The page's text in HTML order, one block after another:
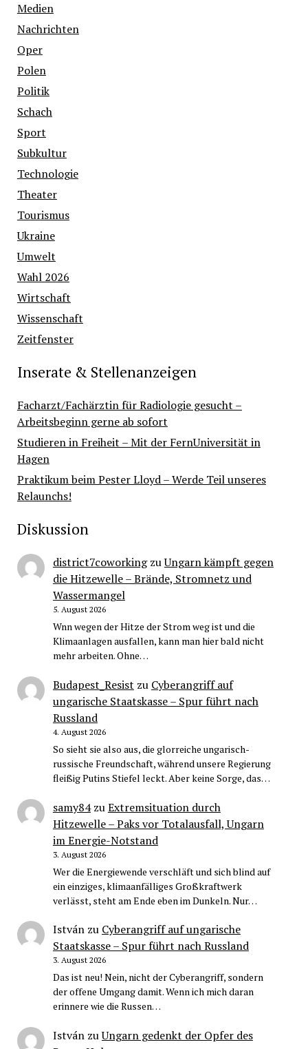
Medien
Nachrichten
Oper
Polen
Politik
Schach
Sport
Subkultur
Technologie
Theater
Tourismus
Ukraine
Umwelt
Wahl 2026
Wirtschaft
Wissenschaft
Zeitfenster
Inserate & Stellenanzeigen
Facharzt/Fachärztin für Radiologie gesucht –
Arbeitsbeginn gerne ab sofort
Studieren in Freiheit – Mit der FernUniversität in
Hagen
Praktikum beim Pester Lloyd – Werde Teil unseres
Relaunchs!
Diskussion
district7coworkingzuUngarn kämpft gegen
die Hitzewelle – Brände, Stromnetz und
Wassermangel
5. August 2026
Wnn wegen der Hitze der Strom weg ist und die
Klimaanlagen ausfallen, kann man hier bald nicht
mehr arbeiten. Ohne…
Budapest_Resist zu Cyberangriff auf
ungarische Staatskasse – Spur führt nach
Russland
4. August 2026
So sieht sie also aus, die glorreiche ungarisch-
russische Freundschaft, während unsere Regierung
fleißig Putins Stiefel leckt. Aber keine Sorge, das…
samy84zuExtremsituation durch
Hitzewelle – Paks vor Totalausfall, Ungarn
im Energie-Notstand
3. August 2026
Wer die Energiewende verschläft und sich blind auf
ein einziges, klimaanfälliges Großkraftwerk
verlässt, steht am Ende eben im Dunkeln. Nur…
Istvánzu Cyberangriff auf ungarische
Staatskasse – Spur führt nach Russland
3. August 2026
Das ist neu! Nein, nicht der Cyberangriff, sondern
der offene Umgang damit. Wenn ich mich daran
erinnere wie die Russen…
IstvánzuUngarn gedenkt der Opfer des